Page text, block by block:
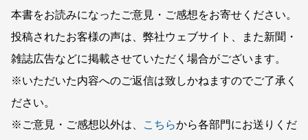
本書をお読みになったご意見・ご感想をお寄せください。
投稿されたお客様の声は、弊社ウェブサイト、また新聞・
雑誌広告などに掲載させていただく場合がございます。
※いただいた内容へのご返信は致しかねますのでご了承く
ださい。
※ご意見・ご感想以外は、
こちらから各部門にお送りくだ